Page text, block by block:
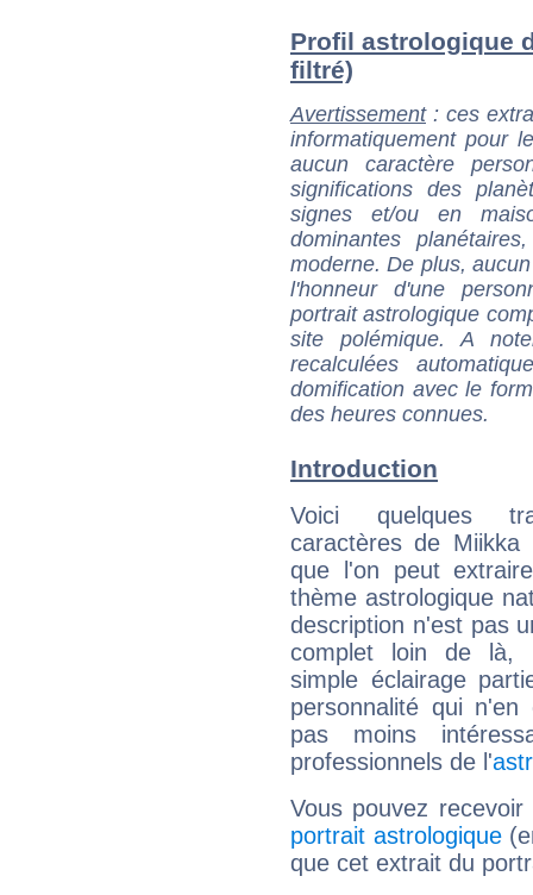
Profil astrologique
filtré)
Avertissement: ces
informatiquement pour
aucun caractère
significations des
signes et/ou en
dominantes
moderne. De plus,
l'honneur d'une
portrait astrologique
site polémique. A
recalculées
domification avec le
des heures connues.
Introduction
Voici quelques
caractères de Miikka
que l'on peut
thème astrologique
description n'est pas
complet loin de là,
simple éclairage
personnalité qui n'en
pas moins
professionnels de l'
Vous pouvez
portrait astrologique
que cet extrait du